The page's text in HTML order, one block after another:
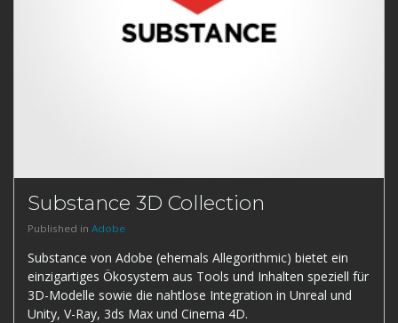
Substance 3D Collection
Published in Adobe
Substance von Adobe (ehemals Allegorithmic) bietet ein
einzigartiges Ökosystem aus Tools und Inhalten speziell für
3D-Modelle sowie die nahtlose Integration in Unreal und
Unity, V-Ray, 3ds Max und Cinema 4D.